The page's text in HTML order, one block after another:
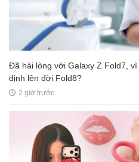
Đã hài lòng với Galaxy Z Fold7,
định lên đời Fold8?
2 giờ trước